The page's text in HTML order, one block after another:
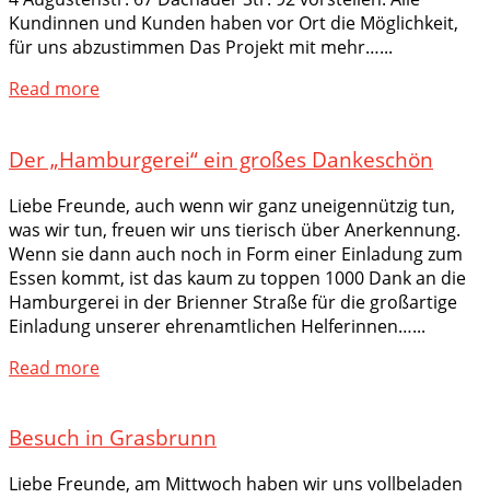
Kundinnen und Kunden haben vor Ort die Möglichkeit,
für uns abzustimmen Das Projekt mit mehr…...
Read more
Der „Hamburgerei“ ein großes Dankeschön
Liebe Freunde, auch wenn wir ganz uneigennützig tun,
was wir tun, freuen wir uns tierisch über Anerkennung.
Wenn sie dann auch noch in Form einer Einladung zum
Essen kommt, ist das kaum zu toppen 1000 Dank an die
Hamburgerei in der Brienner Straße für die großartige
Einladung unserer ehrenamtlichen Helferinnen…...
Read more
Besuch in Grasbrunn
Liebe Freunde, am Mittwoch haben wir uns vollbeladen